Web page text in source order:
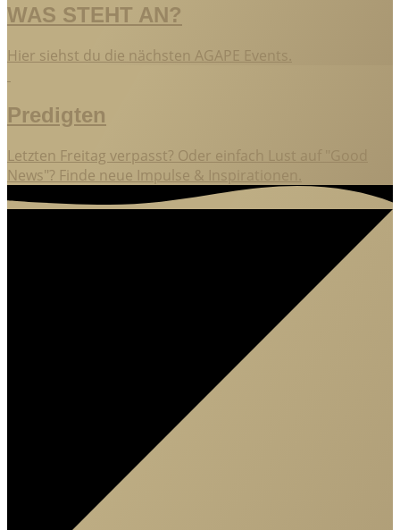
WAS STEHT AN?
Hier siehst du die nächsten AGAPE Events.
Predigten
Letzten Freitag verpasst? Oder einfach Lust auf "Good
News"? Finde neue Impulse & Inspirationen.